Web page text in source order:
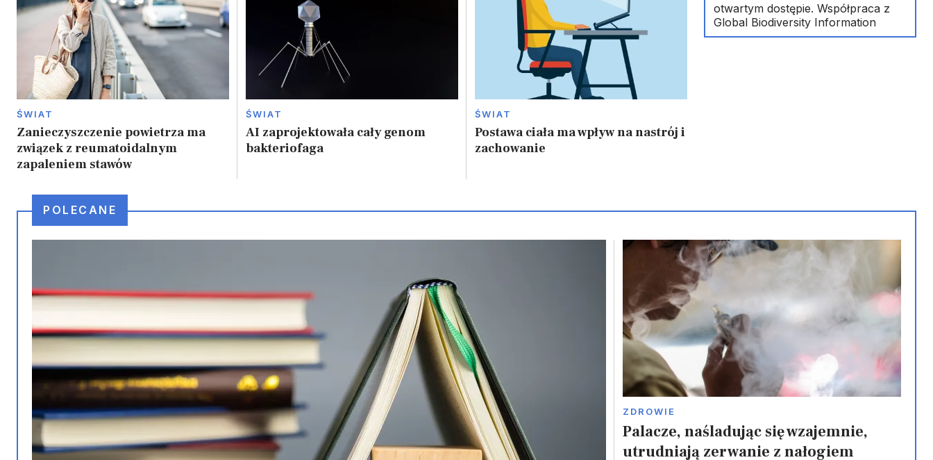
ŚWIAT
Zanieczyszczenie powietrza ma
związek z reumatoidalnym
zapaleniem stawów
ŚWIAT
AI zaprojektowała cały genom
bakteriofaga
ŚWIAT
Postawa ciała ma wpływ na nastrój i
zachowanie
otwartym dostępie. Współpraca z
Global Biodiversity Information
Facility (GBIF)
POLECANE
ZDROWIE
Palacze, naśladując się wzajemnie,
utrudniają zerwanie z nałogiem